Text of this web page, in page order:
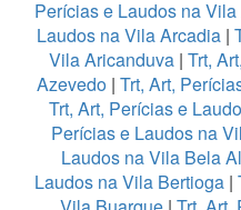
Perícias e Laudos na
Laudos na Vila Arcadia |
Vila Aricanduva| Trt,
Azevedo| Trt, Art,
Trt, Art, Perícias e
Perícias e Laudos na
Laudos na Vila Bela
Laudos na Vila Bertioga|